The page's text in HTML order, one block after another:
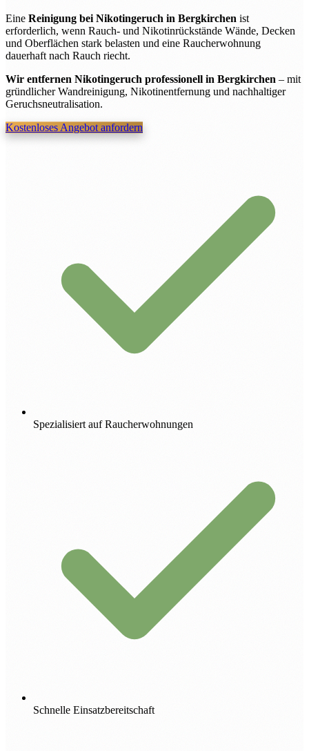
Eine Reinigung bei Nikotingeruch in Bergkirchen ist
erforderlich, wenn Rauch- und Nikotinrückstände Wände, Decken
und Oberflächen stark belasten und eine Raucherwohnung
dauerhaft nach Rauch riecht.
Wir entfernen Nikotingeruch professionell in Bergkirchen – mit
gründlicher Wandreinigung, Nikotinentfernung und nachhaltiger
Geruchsneutralisation.
Kostenloses Angebot anfordern
Spezialisiert auf Raucherwohnungen
Schnelle Einsatzbereitschaft